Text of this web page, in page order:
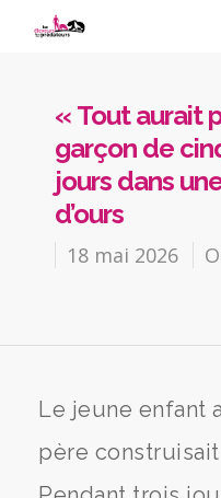
« Tout aurait
garçon de
jours dans
d’ours
18 mai 2026
Le jeune enfant
père